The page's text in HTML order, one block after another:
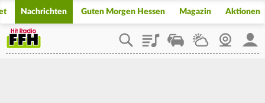
Nachrichten Guten Morgen Hessen Magazin Aktionen
PlaylistStaupilotWetterWebcam